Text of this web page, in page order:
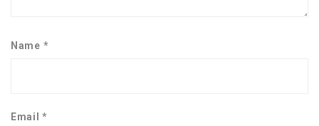
Name *
Email*